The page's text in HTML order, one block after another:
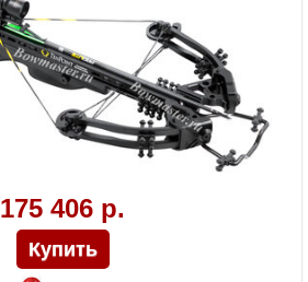
наконечниками, мягкий чехол,
механический натяжитель, ограничитель
под левую руку, комплект резиновых
шумовибропоглотителей
3.3
Охота
Механический натяжитель-лебедка,
карбоновая направляющая, защита от
предохранитель,эргономичный дизайн,
закрепленный предохранитель на
прикладе
175 406 р.